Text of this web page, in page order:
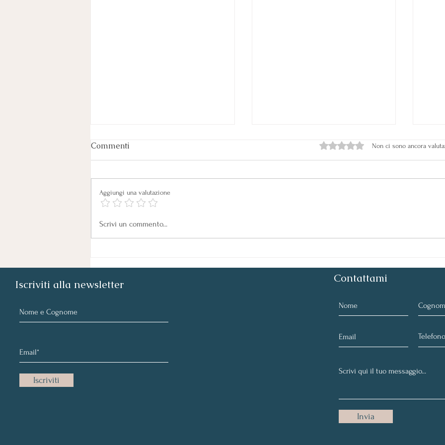
La longevità non dipende
Commenti Valutazione 0 stelle su 5.
Non ci sono ancora
Aggiungi una valutazione
Scrivi un commento...
Iscriviti alla newsletter
Iscriviti
Contattami
Invia